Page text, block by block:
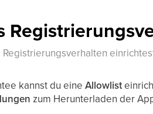
kannst du eine Allowlist
zum Herunterladen der